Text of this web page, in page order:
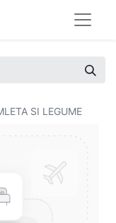
SI LEGUME